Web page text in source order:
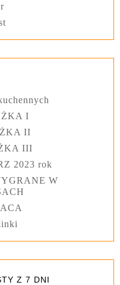
I
II
III
2023 rok
W
Z 7 DNI